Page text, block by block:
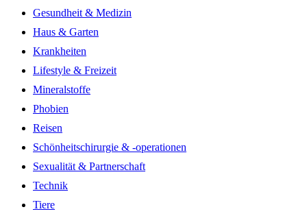
Gesundheit & Medizin
Haus & Garten
Krankheiten
Lifestyle & Freizeit
Mineralstoffe
Phobien
Reisen
Schönheitschirurgie & -operationen
Sexualität & Partnerschaft
Technik
Tiere